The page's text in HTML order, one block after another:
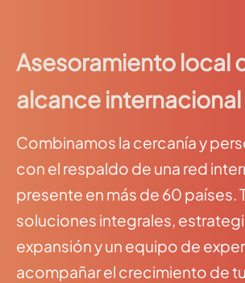
Asesoramiento local
alcance internacional
Combinamos la cercanía y
con el respaldo de una red
presente en más de 60 países.
soluciones integrales,
expansión y un equipo de
acompañar el crecimiento de